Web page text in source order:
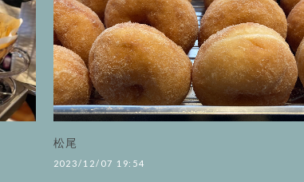
松尾
2023/12/07 19:54